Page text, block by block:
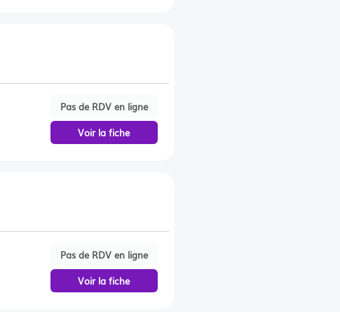
Pas de RDV en ligne
Voir la fiche
Pas de RDV en ligne
Voir la fiche